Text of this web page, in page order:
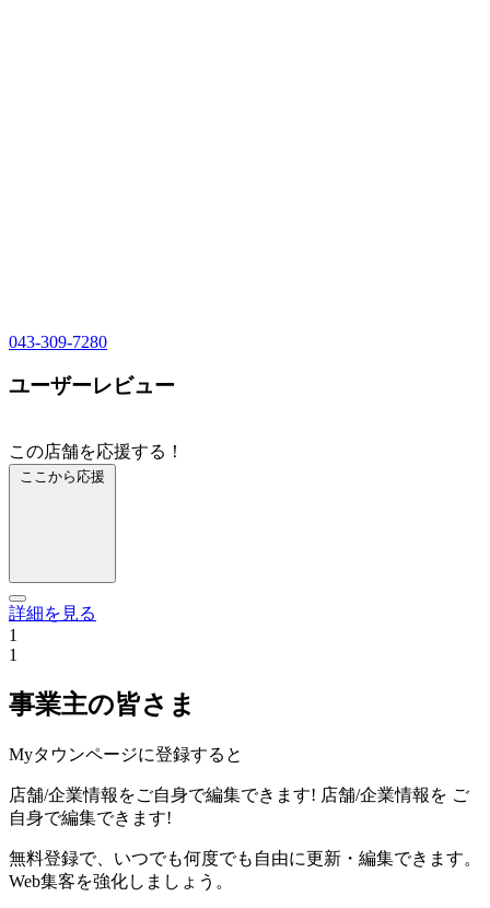
043-309-7280
ユーザーレビュー
この店舗を応援する！
ここから応援
詳細を見る
1
1
事業主の皆さま
Myタウンページに登録すると
店舗/企業情報をご自身で編集できます! 店舗/企業情報を ご
自身で編集できます!
無料登録で、いつでも何度でも自由に更新・編集できます。
Web集客を強化しましょう。